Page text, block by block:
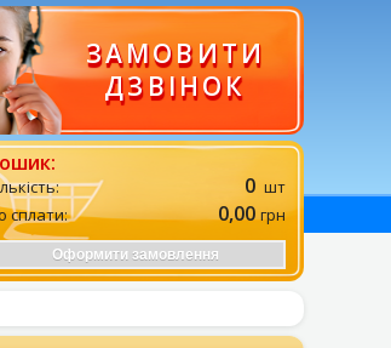
ЗАМОВИТИ
ДЗВІНОК
0 шт
сплати:
0,00 грн
Оформити замовлення